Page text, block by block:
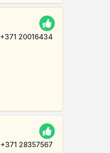
+371 20016434
+371 28357567